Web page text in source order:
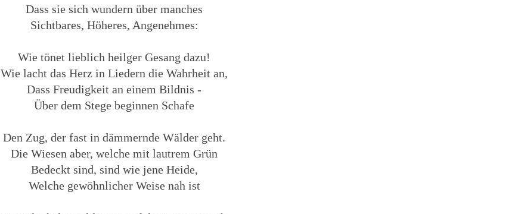
Dass sie sich wundern über manches
Sichtbares, Höheres, Angenehmes:
Wie tönet lieblich heilger Gesang dazu!
Wie lacht das Herz in Liedern die Wahrheit an,
Dass Freudigkeit an einem Bildnis -
Über dem Stege beginnen Schafe
Den Zug, der fast in dämmernde Wälder geht.
Die Wiesen aber, welche mit lautrem Grün
Bedeckt sind, sind wie jene Heide,
Welche gewöhnlicher Weise nah ist